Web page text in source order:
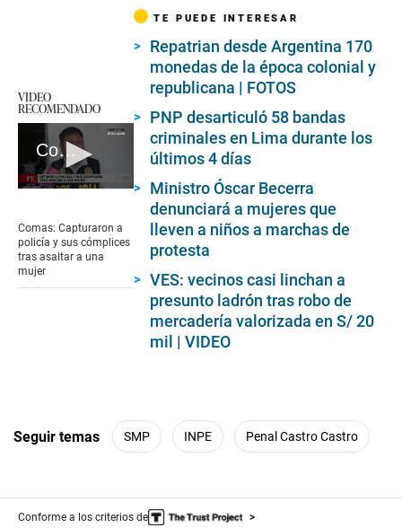
VIDEO
RECOMENDADO
Comas: Capturaron a policía y sus cómplices tras asaltar a una mujer
of
1
minute,
38
seconds
Comas: Capturaron a
policía y sus cómplices
tras asaltar a una
mujer
TE PUEDE INTERESAR
Repatrian desde Argentina 170
monedas de la época colonial y
republicana | FOTOS
PNP desarticuló 58 bandas
criminales en Lima durante los
últimos 4 días
Ministro Óscar Becerra
denunciará a mujeres que
lleven a niños a marchas de
protesta
VES: vecinos casi linchan a
presunto ladrón tras robo de
mercadería valorizada en S/ 20
mil | VIDEO
Seguir temas SMP INPE Penal Castro Castro
Conforme a los criterios de